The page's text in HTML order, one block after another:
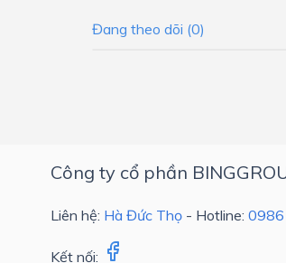
Đang theo dõi (0)
Công ty cổ phần
Liên hệ: Hà Đức Thọ - Hotline:
Kết nối: